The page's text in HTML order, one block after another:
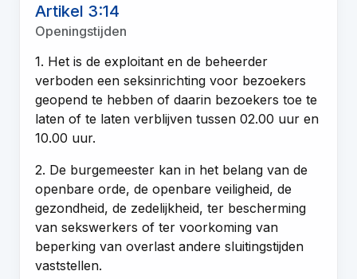
Artikel 3:14
Openingstijden
1. Het is de exploitant en de beheerder
verboden een seksinrichting voor bezoekers
geopend te hebben of daarin bezoekers toe te
laten of te laten verblijven tussen 02.00 uur en
10.00 uur.
2. De burgemeester kan in het belang van de
openbare orde, de openbare veiligheid, de
gezondheid, de zedelijkheid, ter bescherming
van sekswerkers of ter voorkoming van
beperking van overlast andere sluitingstijden
vaststellen.